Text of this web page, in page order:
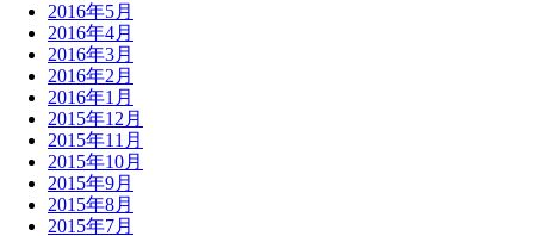
2016年5月
2016年4月
2016年3月
2016年2月
2016年1月
2015年12月
2015年11月
2015年10月
2015年9月
2015年8月
2015年7月